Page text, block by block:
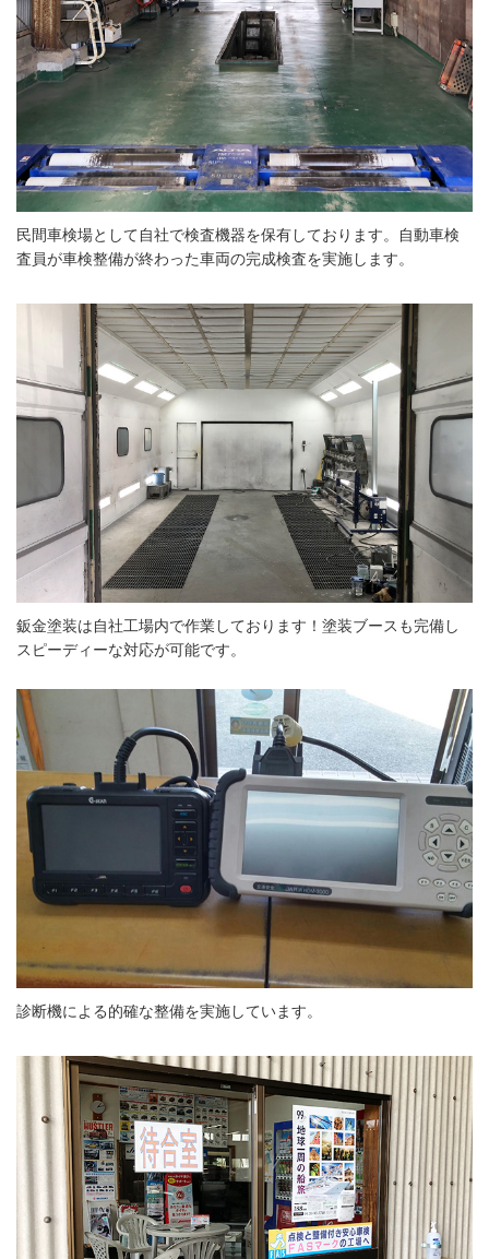
民間車検場として自社で検査機器を保有しております。自動車検
査員が車検整備が終わった車両の完成検査を実施します。
鈑金塗装は自社工場内で作業しております！塗装ブースも完備し
スピーディーな対応が可能です。
診断機による的確な整備を実施しています。